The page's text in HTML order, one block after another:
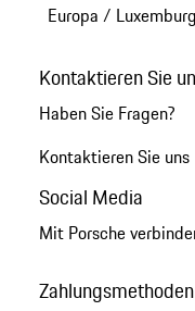
Europa /
Kontaktieren Sie
Haben Sie Fragen?
Kontaktieren Sie uns
Social Media
Mit Porsche
Zahlungsmethoden